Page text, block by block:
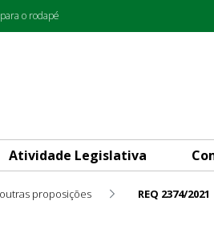
o rodapé
Atividade Legislativa
proposições REQ 2374/2021